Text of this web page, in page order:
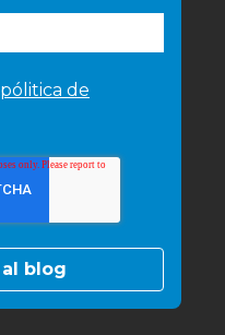
pólitica de